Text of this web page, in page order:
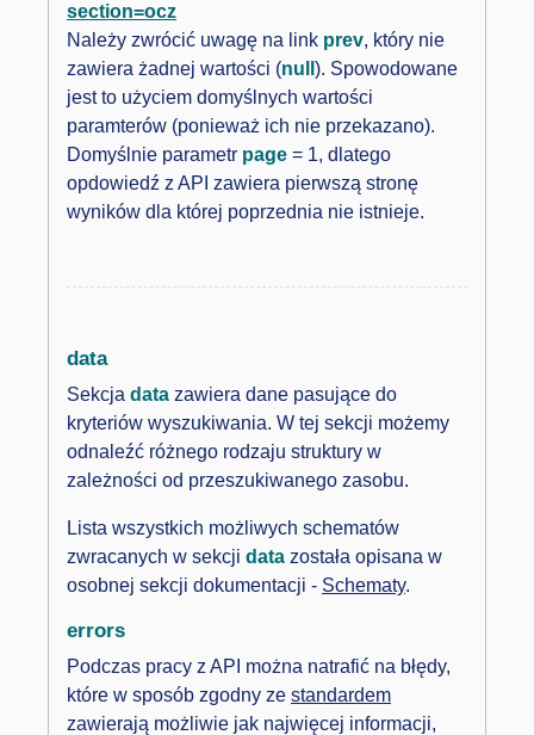
section=ocz
Należy zwrócić uwagę na link prev, który nie
zawiera żadnej wartości (null ). Spowodowane
jest to użyciem domyślnych wartości
paramterów (ponieważ ich nie przekazano).
Domyślnie parametr page = 1, dlatego
opdowiedź z API zawiera pierwszą stronę
wyników dla której poprzednia nie istnieje.
data
Sekcja data zawiera dane pasujące do
kryteriów wyszukiwania. W tej sekcji możemy
odnaleźć różnego rodzaju struktury w
zależności od przeszukiwanego zasobu.
Lista wszystkich możliwych schematów
zwracanych w sekcji data została opisana w
osobnej sekcji dokumentacji - Schematy.
errors
Podczas pracy z API można natrafić na błędy,
które w sposób zgodny ze standardem
zawierają możliwie jak najwięcej informacji,